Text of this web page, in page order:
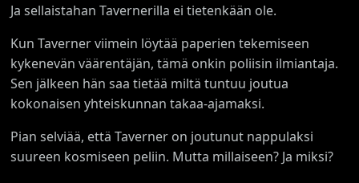
Ja sellaistahan Tavernerilla ei tietenkään ole.
Kun Taverner viimein löytää paperien tekemiseen
kykenevän väärentäjän, tämä onkin poliisin ilmiantaja.
Sen jälkeen hän saa tietää miltä tuntuu joutua
kokonaisen yhteiskunnan takaa-ajamaksi.
Pian selviää, että Taverner on joutunut nappulaksi
suureen kosmiseen peliin. Mutta millaiseen? Ja miksi?